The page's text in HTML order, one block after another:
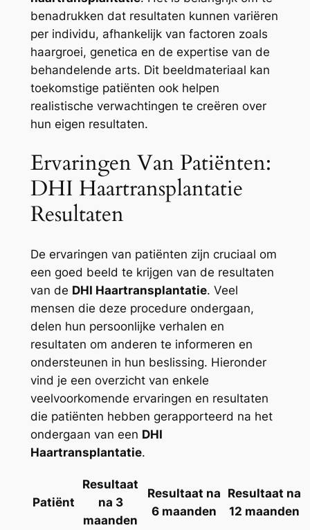
benadrukken dat resultaten kunnen variëren
per individu, afhankelijk van factoren zoals
haargroei, genetica en de expertise van de
behandelende arts. Dit beeldmateriaal kan
toekomstige patiënten ook helpen
realistische verwachtingen te creëren over
hun eigen resultaten.
Ervaringen Van Patiënten:
DHI Haartransplantatie
Resultaten
De ervaringen van patiënten zijn cruciaal om
een goed beeld te krijgen van de resultaten
van de DHI Haartransplantatie. Veel
mensen die deze procedure ondergaan,
delen hun persoonlijke verhalen en
resultaten om anderen te informeren en
ondersteunen in hun beslissing. Hieronder
vind je een overzicht van enkele
veelvoorkomende ervaringen en resultaten
die patiënten hebben gerapporteerd na het
ondergaan van een DHI
Haartransplantatie.
Patiënt
Resultaat
na 3
maanden
Resultaat na
6 maanden
Resultaat na
12 maanden